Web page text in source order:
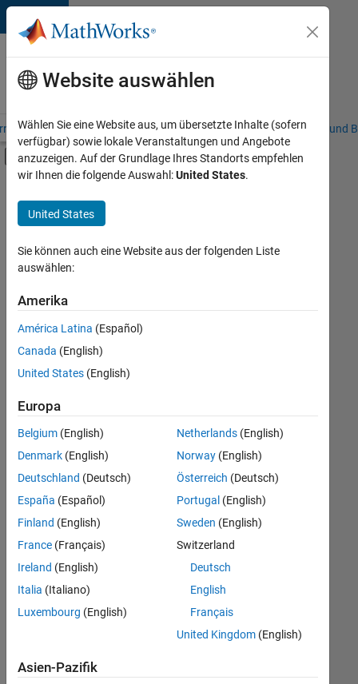
Weiter zum Inhalt
Karriere
bei
MathWorks
– Übersicht Stellensuche Niederlassungen Studierende und
Umschaltung für Off-Canvas-
Hauptinhalt
Information Technology
Commercial Sales
Inside Sales
Sales Operations
Business Model Team
Finance and Operations
Büro- und Verwaltungsdienste
+6
Derzeit
es
keine
offenen
Stellen,
Ihren
Suchkriterien
entsprechen.
können
die
Suchkriterien
weiter
fassen
oder
alle
Stellenangebote
anzeigen .
noch
Website auswählen
Wählen Sie eine Website aus, um übersetzte Inhalte (sofern
verfügbar) sowie lokale Veranstaltungen und Angebote
anzuzeigen. Auf der Grundlage Ihres Standorts empfehlen
wir Ihnen die folgende Auswahl:United States.
United States
Sie können auch eine Website aus der folgenden Liste
auswählen:
Amerika
América Latina (Español)
Canada (English)
United States (English)
Europa
Belgium (English)
Denmark (English)
Deutschland (Deutsch)
España (Español)
Finland (English)
France (Français)
Ireland (English)
Italia (Italiano)
Luxembourg (English)
Netherlands(English)
Norway(English)
Österreich (Deutsch)
Portugal (English)
Sweden (English)
Switzerland
Deutsch
English
Français
United Kingdom(English)
Asien-Pazifik